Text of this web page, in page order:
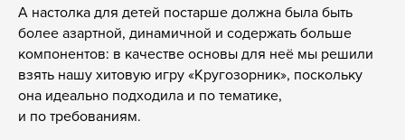
А настолка для детей постарше должна была быть
более азартной, динамичной и содержать больше
компонентов: в качестве основы для неё мы решили
взять нашу хитовую игру «Кругозорник», поскольку
она идеально подходила и по тематике,
и по требованиям.